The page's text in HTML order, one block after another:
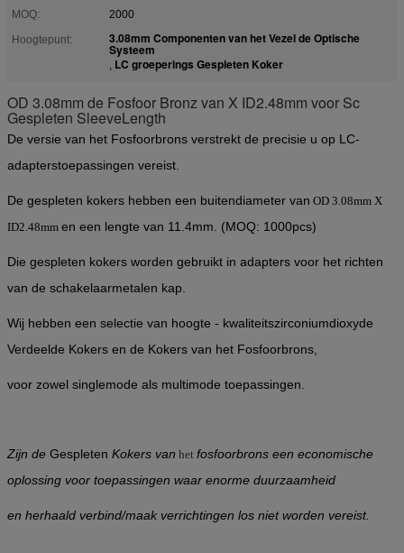
MOQ:
2000
Hoogtepunt:
3.08mm Componenten van het Vezel de Optische
Systeem
, LC groeperings Gespleten Koker
OD 3.08mm de Fosfoor Bronz van X ID2.48mm voor Sc
Gespleten SleeveLength
De versie van het Fosfoorbrons verstrekt de precisie u op LC-
adapterstoepassingen vereist.
De gespleten kokers hebben een buitendiameter van OD 3.08mm X
ID2.48mm en een lengte van 11.4mm. (MOQ: 1000pcs)
Die gespleten kokers worden gebruikt in adapters voor het richten
van de schakelaarmetalen kap.
Wij hebben een selectie van hoogte - kwaliteitszirconiumdioxyde
Verdeelde Kokers en de Kokers van het Fosfoorbrons,
voor zowel singlemode als multimode toepassingen.
Zijn de Gespleten Kokers van het fosfoorbrons een economische
oplossing voor toepassingen waar enorme duurzaamheid
en herhaald verbind/maak verrichtingen los niet worden vereist.